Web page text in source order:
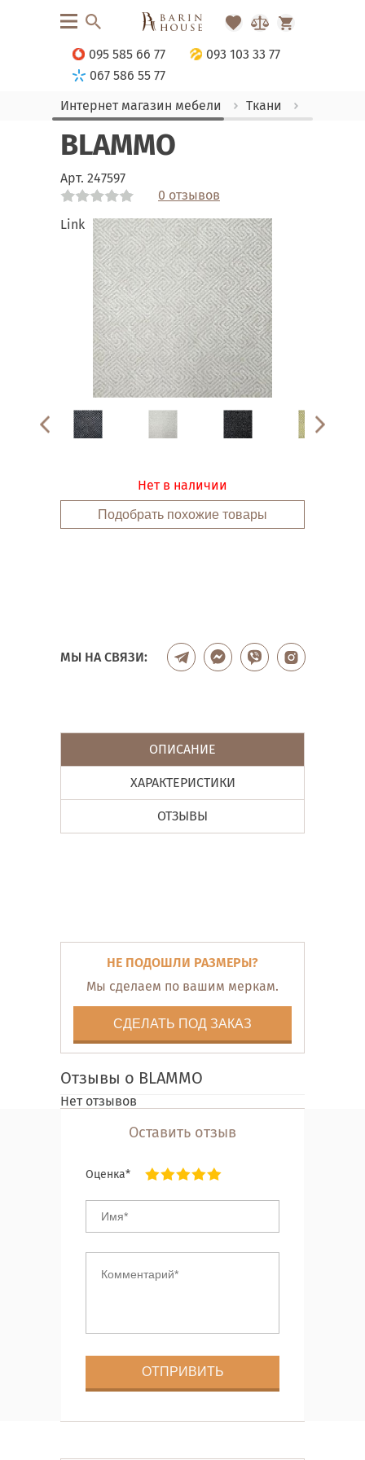
095 585 66 77
093 103 33 77
067 586 55 77
Интернет магазин мебели
Ткани
BLAMMO
Арт. 247597
0 отзывов
Link
Link
Link
Link
Link
Link
Link
Link
Link
Link
Нет в наличии
Подобрать похожие товары
МЫ НА СВЯЗИ:
ОПИСАНИЕ
ХАРАКТЕРИСТИКИ
ОТЗЫВЫ
НЕ ПОДОШЛИ РАЗМЕРЫ?
Мы сделаем по вашим меркам.
СДЕЛАТЬ ПОД ЗАКАЗ
Отзывы о BLAMMO
Нет отзывов
Оставить отзыв
Оценка*